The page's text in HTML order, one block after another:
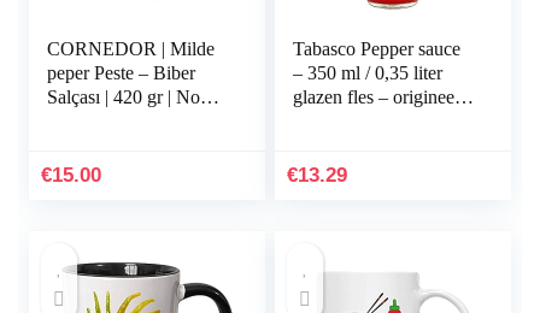
CORNEDOR | Milde
peper Peste – Biber
Salçası | 420 gr | Non –
conserveringsmiddelen
€15.00
Tabasco Pepper sauce
– 350 ml / 0,35 liter
glazen fles – origineel –
chilisaus
€13.29